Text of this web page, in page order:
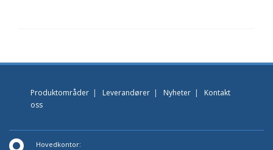
Produktområder | Leverandører | Nyheter | Kontakt
oss
Hovedkontor: